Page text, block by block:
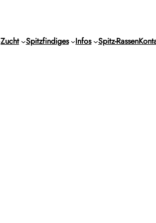
Zucht Spitzfindiges Infos Spitz-Rassen